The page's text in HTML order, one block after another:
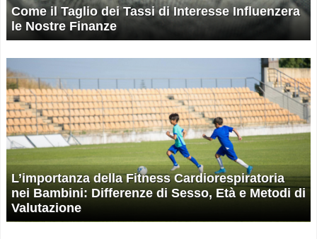
Come il Taglio dei Tassi di Interesse Influenzera
le Nostre Finanze
L’importanza della Fitness Cardiorespiratoria
nei Bambini: Differenze di Sesso, Età e Metodi di
Valutazione